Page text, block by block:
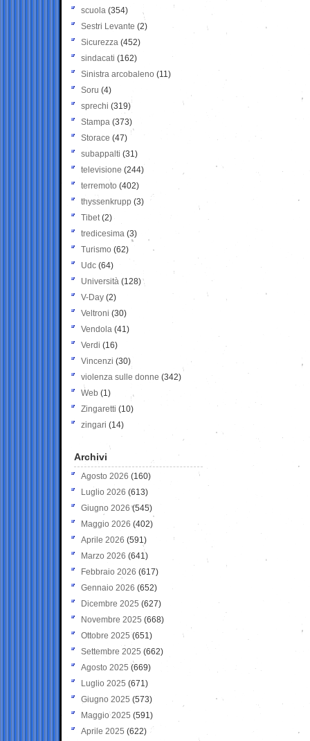
scuola (354)
Sestri Levante (2)
Sicurezza (452)
sindacati (162)
Sinistra arcobaleno (11)
Soru (4)
sprechi (319)
Stampa (373)
Storace (47)
subappalti (31)
televisione(244)
terremoto (402)
thyssenkrupp (3)
Tibet(2)
tredicesima (3)
Turismo (62)
Udc (64)
Università (128)
V-Day (2)
Veltroni (30)
Vendola (41)
Verdi (16)
Vincenzi (30)
violenza sulle donne (342)
Web (1)
Zingaretti (10)
zingari (14)
Archivi
Agosto 2026 (160)
Luglio 2026 (613)
Giugno 2026 (545)
Maggio 2026 (402)
Aprile 2026 (591)
Marzo 2026 (641)
Febbraio 2026 (617)
Gennaio 2026 (652)
Dicembre 2025 (627)
Novembre 2025 (668)
Ottobre 2025 (651)
Settembre 2025 (662)
Agosto 2025 (669)
Luglio 2025 (671)
Giugno 2025 (573)
Maggio 2025 (591)
Aprile 2025 (622)